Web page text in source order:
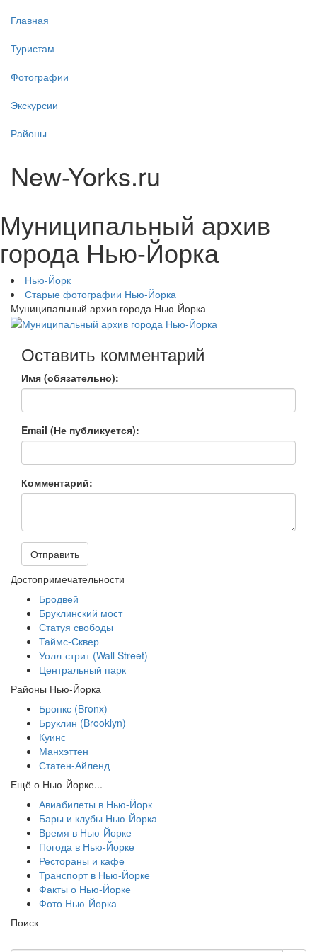
Главная
Туристам
Фотографии
Экскурсии
Районы
New-Yorks.ru
Муниципальный архив
города Нью-Йорка
Нью-Йорк
Старые фотографии Нью-Йорка
Муниципальный архив города Нью-Йорка
Оставить комментарий
Имя (обязательно):
Email (Не публикуется):
Комментарий:
Отправить
Достопримечательности
Бродвей
Бруклинский мост
Статуя свободы
Таймс-Сквер
Уолл-стрит (Wall Street)
Центральный парк
Районы Нью-Йорка
Бронкс (Bronx)
Бруклин (Brooklyn)
Куинс
Манхэттен
Статен-Айленд
Ещё о Нью-Йорке...
Авиабилеты в Нью-Йорк
Бары и клубы Нью-Йорка
Время в Нью-Йорке
Погода в Нью-Йорке
Рестораны и кафе
Транспорт в Нью-Йорке
Факты о Нью-Йорке
Фото Нью-Йорка
Поиск